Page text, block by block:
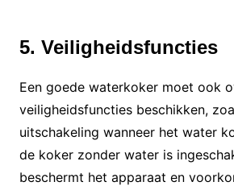
5. Veiligheidsfuncties
Een goede waterkoker moet ook
veiligheidsfuncties beschikken,
uitschakeling wanneer het water
de koker zonder water is
beschermt het apparaat en